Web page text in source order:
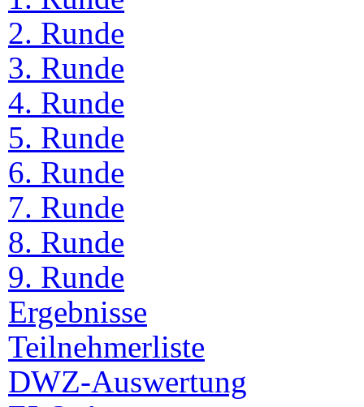
2. Runde
3. Runde
4. Runde
5. Runde
6. Runde
7. Runde
8. Runde
9. Runde
Ergebnisse
Teilnehmerliste
DWZ-Auswertung